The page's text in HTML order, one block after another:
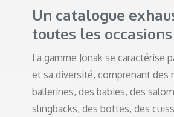
Un catalogue
toutes les occasions
La gamme Jonak se caractérise
et sa diversité, comprenant des
ballerines, des babies, des
slingbacks, des bottes, des